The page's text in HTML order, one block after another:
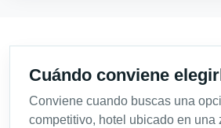
Cuándo conviene
Conviene cuando buscas una
competitivo, hotel ubicado en una